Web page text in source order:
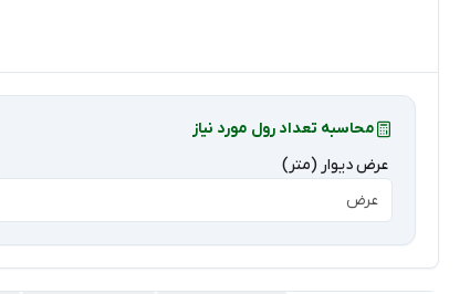
محاسبه تعداد رول مورد نیاز
عرض دیوار (متر)